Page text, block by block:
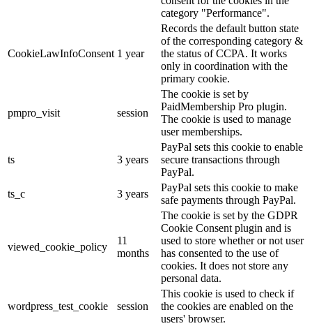
category "Performance".
CookieLawInfoConsent 1 year
Records the default button state
of the corresponding category &
the status of CCPA. It works
only in coordination with the
primary cookie.
pmpro_visit session
The cookie is set by
PaidMembership Pro plugin.
The cookie is used to manage
user memberships.
ts 3 years
PayPal sets this cookie to enable
secure transactions through
PayPal.
ts_c
3 years
PayPal sets this cookie to make
safe payments through PayPal.
viewed_cookie_policy
11
months
The cookie is set by the GDPR
Cookie Consent plugin and is
used to store whether or not user
has consented to the use of
cookies. It does not store any
personal data.
wordpress_test_cookie session
This cookie is used to check if
the cookies are enabled on the
users' browser.